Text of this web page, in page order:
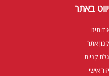
באתר
אתר
קניות
אישי